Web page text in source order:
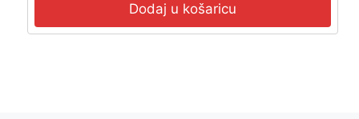
Dodaj u košaricu